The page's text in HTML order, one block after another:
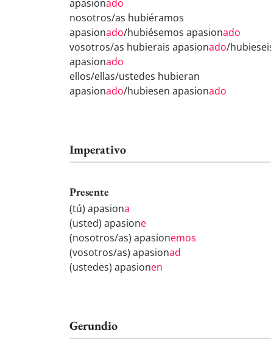
apasionado
nosotros/as hubiéramos
apasionado/hubiésemos apasionado
vosotros/as hubierais apasionado/
apasionado
ellos/ellas/ustedes hubieran
apasionado/hubiesen apasionado
Imperativo
Presente
(tú) apasiona
(usted) apasione
(nosotros/as) apasionemos
(vosotros/as) apasionad
(ustedes) apasionen
Gerundio